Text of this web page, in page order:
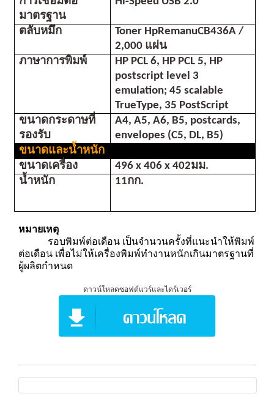
มาตรฐาน
ตลับหมึก
Toner HpRemanuCB436A /
2,000 แผ่น
ภาษาการพิมพ์
HP PCL 6, HP PCL 5, HP
postscript level 3
emulation; 45 scalable
TrueType, 35 PostScript
ขนาดกระดาษที่
รองรับ
A4, A5, A6, B5, postcards,
envelopes (C5, DL, B5)
ขนาดและน้ำหนัก
ขนาดเครื่อง
496 x 406 x 402มม.
น้ำหนัก
11กก.
หมายเหตุ
รอบพิมพ์ต่อเดือน เป็นจำนวนครั้งที่แนะนำให้พิมพ์
ต่อเดือน เพื่อไม่ให้เครื่องพิมพ์ทำงานหนักเกินมาตรฐานที่
ผู้ผลิตกำหนด
ดาวน์โหลดซอฟต์แวร์และไดร์เวอร์